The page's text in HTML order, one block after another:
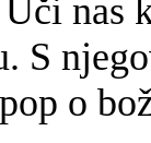
nas
S
o